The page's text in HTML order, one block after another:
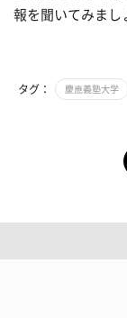
報を聞いてみまし
タグ： 慶應義塾大学